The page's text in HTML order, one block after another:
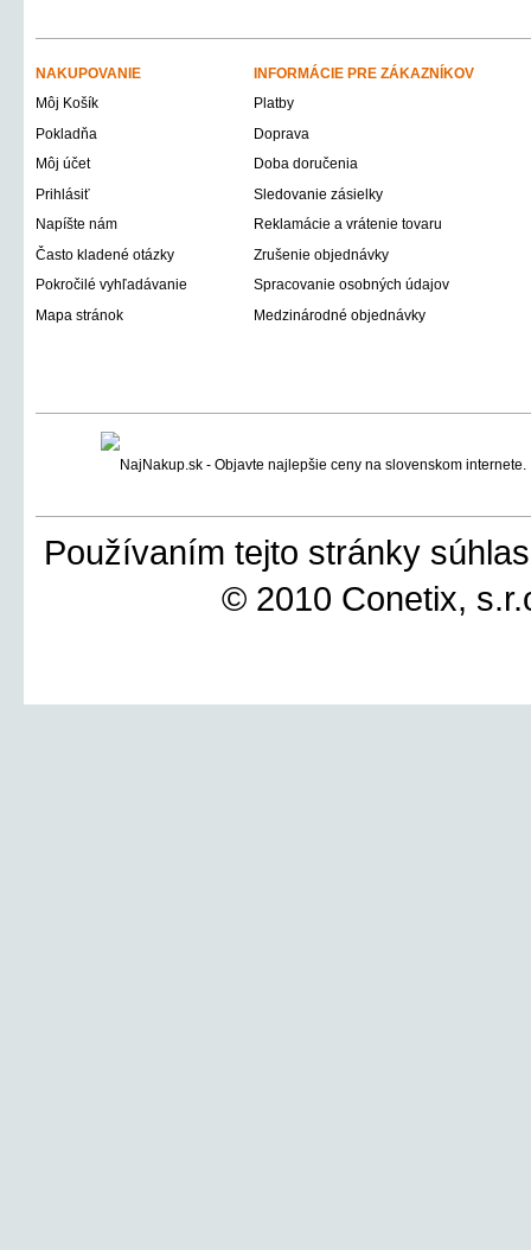
NAKUPOVANIE
INFORMÁCIE PRE ZÁKAZNÍKOV
Môj Košík
Platby
Pokladňa
Doprava
Môj účet
Doba doručenia
Prihlásiť
Sledovanie zásielky
Napíšte nám
Reklamácie a vrátenie tovaru
Často kladené otázky
Zrušenie objednávky
Pokročilé vyhľadávanie
Spracovanie osobných údajov
Mapa stránok
Medzinárodné objednávky
Používaním tejto stránky
© 2010 Conetix,